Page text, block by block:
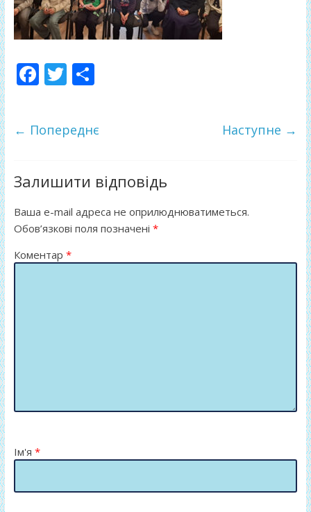
F
b
o
k
T
er
П
л
т
и
ся
← Попереднє Наступне →
Залишити відповідь
Ваша e-mail адреса не оприлюднюватиметься.
Обов’язкові поля позначені *
Коментар *
Ім'я *